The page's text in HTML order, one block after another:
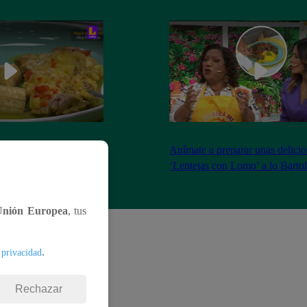
Anímate a preparar unas
‘Lentejas con Lomo’ a lo
Europea, tus
.
Rechazar